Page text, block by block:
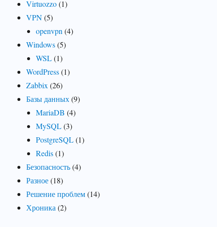
Virtuozzo(1)
VPN(5)
openvpn (4)
Windows(5)
WSL(1)
WordPress(1)
Zabbix (26)
Базы данных(9)
MariaDB (4)
MySQL(3)
PostgreSQL(1)
Redis(1)
Безопасность(4)
Разное(18)
Решение проблем(14)
Хроника (2)